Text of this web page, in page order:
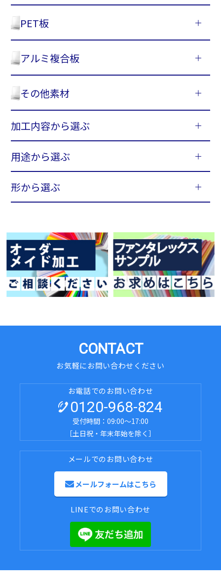
PET板
アルミ複合板
その他素材
加工内容から選ぶ
用途から選ぶ
形から選ぶ
CONTACT
お気軽にお問い合わせください
お電話でのお問い合わせ
0120-968-824
受付時間：09:00～17:00
［土日祝・年末年始を除く］
メールでのお問い合わせ
メールフォームはこちら
LINEでのお問い合わせ